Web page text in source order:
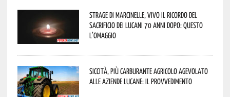
Strage di Marcinelle, vivo il ricordo del
sacrificio dei lucani 70 anni dopo: questo
l’omaggio
Siccità, più carburante agricolo agevolato
alle aziende lucane: il provvedimento